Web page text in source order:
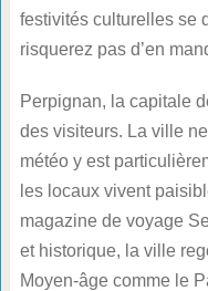
festivités culturelles se
risquerez pas d’en
Perpignan, la capitale
des visiteurs. La ville
météo y est
les locaux vivent
magazine de voyage
et historique, la ville
Moyen-âge comme le